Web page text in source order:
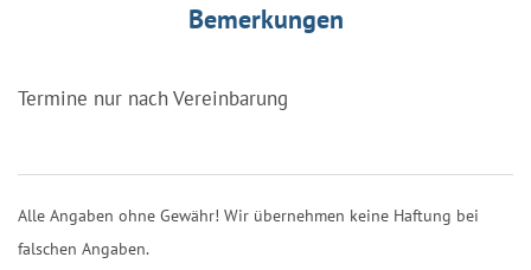
Bemerkungen
Termine nur nach Vereinbarung
Alle Angaben ohne Gewähr! Wir übernehmen keine Haftung bei
falschen Angaben.